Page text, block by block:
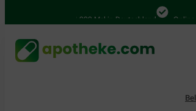
4.000 Mal in Deutschland Online bei
Infektionen & Atemwege